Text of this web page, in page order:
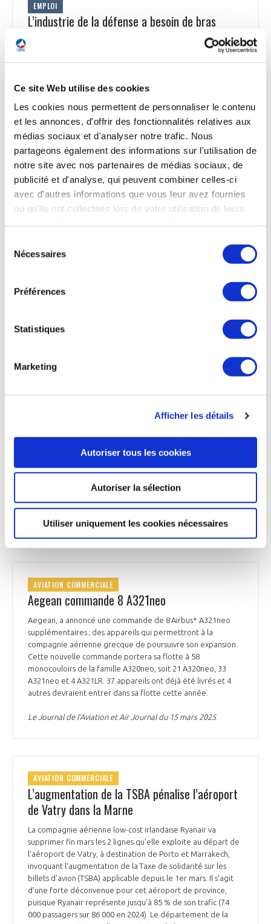
Ce site Web utilise des cookies
Les cookies nous permettent de personnaliser le contenu
et les annonces, d'offrir des fonctionnalités relatives aux
médias sociaux et d'analyser notre trafic. Nous
partageons également des informations sur l'utilisation de
notre site avec nos partenaires de médias sociaux, de
publicité et d'analyse, qui peuvent combiner celles-ci
avec d'autres informations que vous leur avez fournies
ou qu'ils ont collectées lors de votre utilisation de leurs
Nécessaires
Préférences
Statistiques
Marketing
Afficher les détails
Autoriser tous les cookies
Autoriser la sélection
Utiliser uniquement les cookies nécessaires
EMPLOI
L’industrie de la défense a besoin de bras
Pour répondre aux besoins urgents, les entreprises de la
filière « défense » recrutent activement, à des postes dits
« sensibles ». La Direction générale de l'armement (DGA)
France « la base industrielle et technologique de défense » :
Airbus*, Dassault Aviation*, MBDA*, Thales* et de
nombreuse PME, ETI et startups. Chez le missilier MBDA, 390
offres d'emploi sont actuellement disponibles. Chez KNDS*,
près de 500 personnes actuellement recrutées chaque
année.
France Info du 15 mars 2025
ESPACE
La mission Crew-10 de SpaceX a atteint l’ISS
La capsule Crew Dragon, lancée par une fusée Falcon 9 de
spatiales différentes, a atteint le 16 mars la Station Spatiale
Internationale (ISS). Cette mission Crew-10 va assurer la
Suni Williams et Butch Wilmore de revenir sur Terre. Suite à
des problèmes techniques du vaisseau Starliner de Boeing,
les 2 astronautes seront restés à bord 9 mois, au lieu des 10
Ensemble de la presse du 16 mars 2025
AVIATION COMMERCIALE
AVIATION COMMERCIALE
Aegean commande 8 A321neo
Aegean, a annoncé une commande de 8 Airbus* A321neo
supplémentaires ; des appareils qui permettront à la
compagnie aérienne grecque de poursuivre son expansion.
Cette nouvelle commande portera sa flotte à 58
monocouloirs de la famille A320neo, soit 21 A320neo, 33
A321neo et 4 A321LR. 37 appareils ont déjà été livrés et 4
autres devraient entrer dans sa flotte cette année.
Le Journal de l’Aviation et Air Journal du 15 mars 2025
AVIATION COMMERCIALE
L’augmentation de la TSBA pénalise l’aéroport
de Vatry dans la Marne
La compagnie aérienne low-cost irlandaise Ryanair va
supprimer fin mars les 2 lignes qu’elle exploite au départ de
l’aéroport de Vatry, à destination de Porto et Marrakech,
invoquant l‘augmentation de la Taxe de solidarité sur les
billets d’avion (TSBA) applicable depuis le 1er mars. Il s’agit
d’une forte déconvenue pour cet aéroport de province,
puisque Ryanair représente jusqu’à 85 % de son trafic (74
000 passagers sur 86 000 en 2024). Le département de la